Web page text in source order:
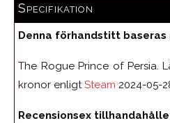
Specifikation
Denna förhandstitt baseras
The Rogue Prince of Persia.
kronor enligtSteam 2024-05-
Recensionsex